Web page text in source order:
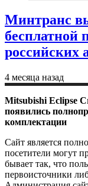
Минтранс
бесплатной
российских
4 месяца назад
Mitsubishi Eclipse
появились
комплектации
Сайт является
посетители могут
бывает так, что
первоисточники